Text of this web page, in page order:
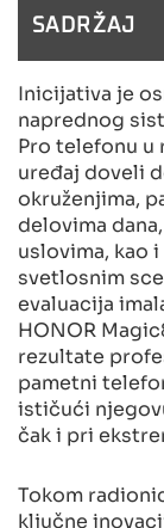
SADRŽAJ
Inicijativa je
naprednog
Pro telefonu u
uređaj doveli
okruženjima,
delovima
uslovima, kao
svetlosnim
evaluacija
HONOR
rezultate
pametni
ističući
čak i pri
Tokom
ključne